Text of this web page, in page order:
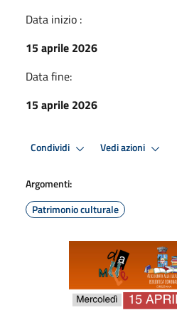
Data inizio :
15 aprile 2026
Data fine:
15 aprile 2026
Condividi Vedi azioni
Argomenti:
Patrimonio culturale